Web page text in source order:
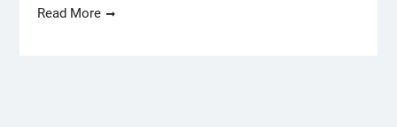
Read More